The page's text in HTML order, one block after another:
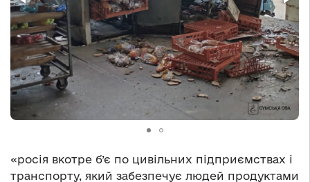
«росія вкотре б’є по цивільних підприємствах і
транспорту, який забезпечує людей продуктами